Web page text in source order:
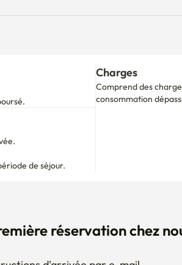
de séjour.
Charges
Comprend des
consommation
réservation chez